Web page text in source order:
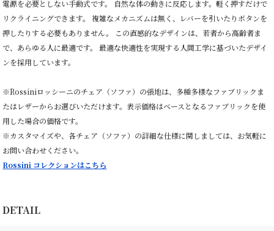
電源を必要としない手動式です。 自然な体の動きに反応します。軽く押すだけで
リクライニングできます。 複雑なメカニズムは無く、レバーを引いたりボタンを
押したりする必要もありません。 この直感的なデザインは、若者から高齢者ま
で、あらゆる人に最適です。 最適な快適性を実現する人間工学に基づいたデザイ
ンを採用しています。
※Rossiniロッシーニのチェア（ソファ）の張地は、多種多様なファブリックま
たはレザーからお選びいただけます。表示価格はベースとなるファブリックを使
用した場合の価格です。
※カスタマイズや、各チェア（ソファ）の詳細な仕様に関しましては、お気軽に
お問い合わせください。
Rossini コレクションはこちら
DETAIL